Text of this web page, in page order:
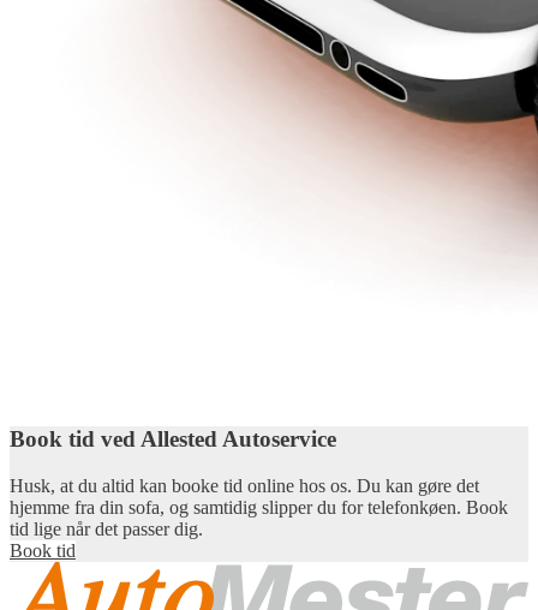
Book tid ved Allested Autoservice
Husk, at du altid kan booke tid online hos os. Du kan gøre det
hjemme fra din sofa, og samtidig slipper du for telefonkøen. Book
tid lige når det passer dig.
Book tid